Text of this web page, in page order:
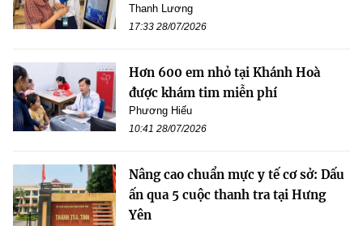
Thanh Lương
17:33 28/07/2026
Hơn 600 em nhỏ tại Khánh Hoà
được khám tim miễn phí
Phương Hiếu
10:41 28/07/2026
Nâng cao chuẩn mực y tế cơ sở: Dấu
ấn qua 5 cuộc thanh tra tại Hưng
Yên